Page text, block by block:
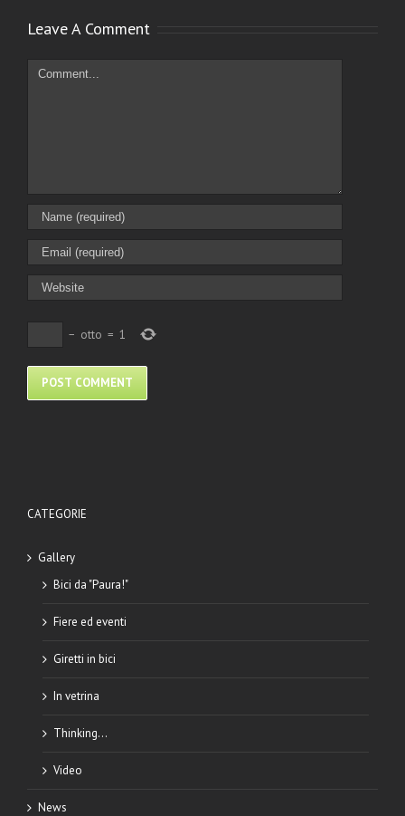
Leave A Comment
Comment
− otto = 1
CATEGORIE
Gallery
Bici da "Paura!"
Fiere ed eventi
Giretti in bici
In vetrina
Thinking…
Video
News